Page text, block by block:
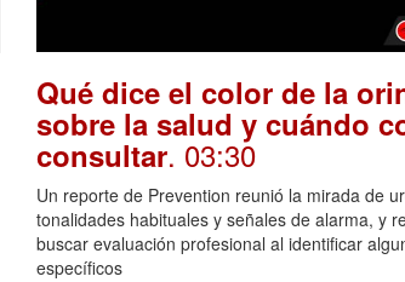
Qué dice el color de la
sobre la salud y cuándo
consultar. 03:30
Un reporte de Prevention reunió la mirada de
tonalidades habituales y señales de alarma, y
buscar evaluación profesional al identificar
específicos